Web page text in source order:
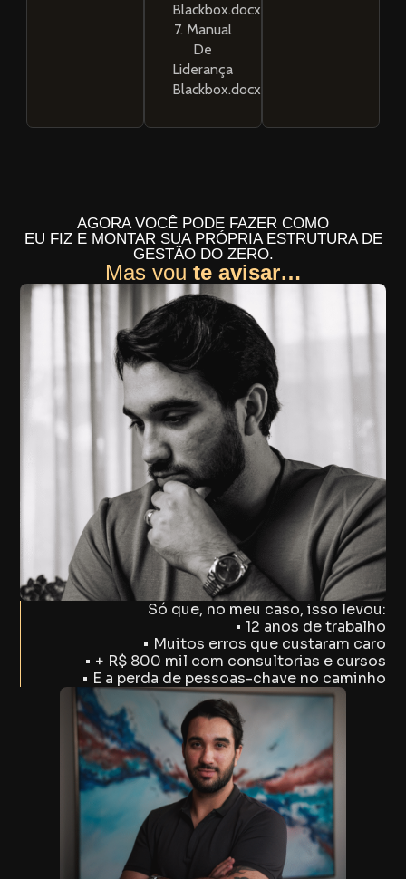
Blackbox.docx
7. Manual
De
Liderança
Blackbox.docx
AGORA VOCÊ PODE FAZER COMO
EU FIZ E MONTAR SUA PRÓPRIA ESTRUTURA DE
GESTÃO DO ZERO.
Mas vou te avisar…
Só que, no meu caso, isso levou:
• 12 anos de trabalho
• Muitos erros que custaram caro
• + R$ 800 mil com consultorias e cursos
• E a perda de pessoas-chave no caminho